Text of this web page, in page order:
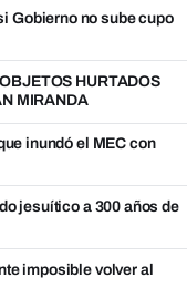
Gobierno no sube cupo
HURTADOS
MIRANDA
inundó el MEC con
jesuítico a 300 años de
imposible volver al